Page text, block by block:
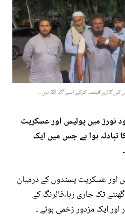
گاڑی قبضہ کرکے اسے آگ لگا دی ۔
نورڑ میں پولیس اور عسکریت
تبادلہ ہوا ہے جس میں ایک
اور عسکریت پسندوں کے درمیان
تک جاری رہا،فائرنگ کے
اور ایک مزدور زخمی ہوئے ۔